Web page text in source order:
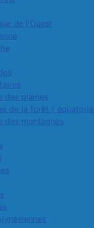
de l'Ouest
des plaines
de la forêt (
des montagnes